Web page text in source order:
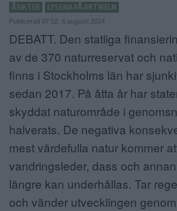
SAMARBETEN
ANNONSERA
NÄRINGSLIV
ÅSIKTER LYSSNA PÅ ARTIKELN
Publicerad 07:52, 6 augusti 2024
DEBATT. Den statliga
av de 370 naturreservat och
finns i Stockholms län har
sedan 2017. På åtta år har
skyddat naturområde i
halverats. De negativa
mest värdefulla natur kommer
vandringsleder, dass och
längre kan underhållas. Tar
och vänder utvecklingen